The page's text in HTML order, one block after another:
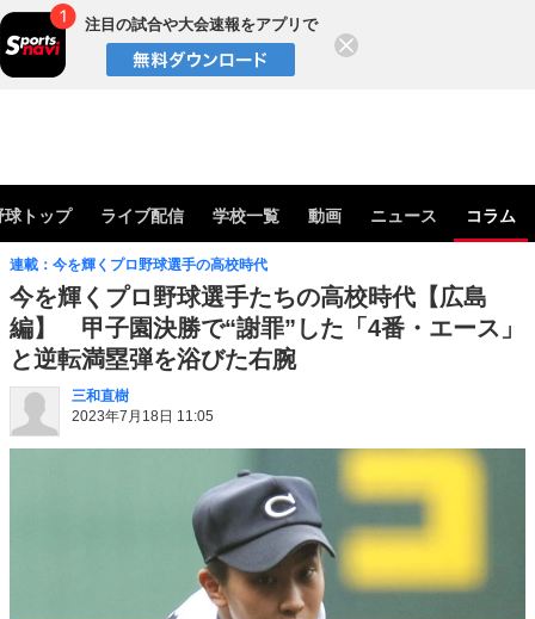
注目の試合や大会速報をアプリで
球トップ ライブ配信 学校一覧 動画 ニュース コラム
連載：今を輝くプロ野球選手の高校時代
今を輝くプロ野球選手たちの高校時代【広島
編】 甲子園決勝で“謝罪”した「4番・エース」
と逆転満塁弾を浴びた右腕
三和直樹
2023年7月18日 11:05